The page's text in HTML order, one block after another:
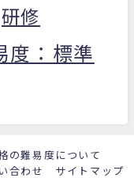
研修
度：標準
の難易度について
合わせ サイトマップ